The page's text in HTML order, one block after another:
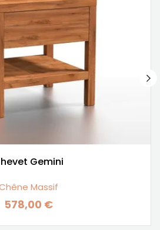
Gemini
Massif
Prix
578,00 €